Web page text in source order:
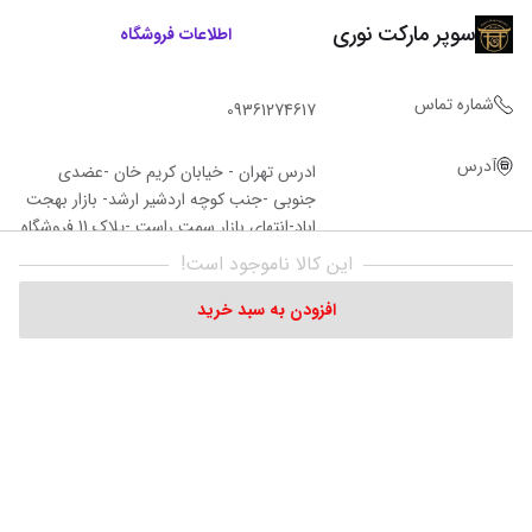
این کالا ناموجود است!
افزودن به سبد خرید
سوپر مارکت نوری اطلاعات فروشگاه
شماره تماس 09361274617
آدرس
ادرس تهران - خیابان کریم خان -عضدی
جنوبی -جنب کوچه اردشیر ارشد- بازار بهجت
اباد-انتهای بازار سمت راست -پلاک 11 فروشگاه‌
نوری